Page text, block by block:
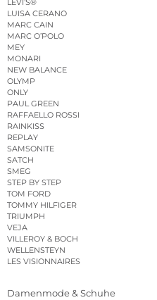
LEVI’S®
LUISA CERANO
MARC CAIN
MARC O’POLO
MEY
MONARI
NEW BALANCE
OLYMP
ONLY
PAUL GREEN
RAFFAELLO ROSSI
RAINKISS
REPLAY
SAMSONITE
SATCH
SMEG
STEP BY STEP
TOM FORD
TOMMY HILFIGER
TRIUMPH
VEJA
VILLEROY & BOCH
WELLENSTEYN
LES VISIONNAIRES
Damenmode & Schuhe